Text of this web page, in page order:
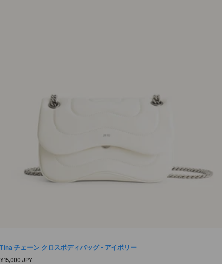
Tina チェーン クロスボディバッグ - アイボリー
¥15,000 JPY